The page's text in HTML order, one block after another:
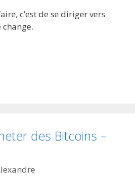
c’est de se diriger vers
des Bitcoins –